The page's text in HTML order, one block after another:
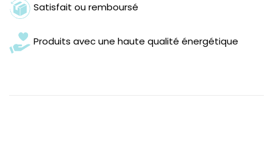
Satisfait ou remboursé
Produits avec une haute qualité énergétique